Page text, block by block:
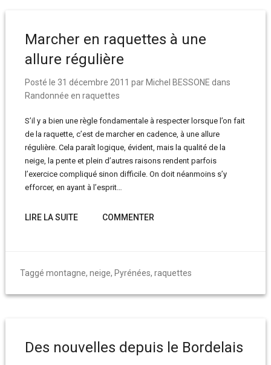
Marcher en raquettes à une
allure régulière
Posté le 31 décembre 2011 par Michel BESSONE dans
Randonnée en raquettes
S’il y a bien une règle fondamentale à respecter lorsque l’on fait
de la raquette, c’est de marcher en cadence, à une allure
régulière. Cela paraît logique, évident, mais la qualité de la
neige, la pente et plein d’autres raisons rendent parfois
l’exercice compliqué sinon difficile. On doit néanmoins s’y
efforcer, en ayant à l’esprit…
LIRE LA SUITE COMMENTER
Taggé montagne, neige, Pyrénées, raquettes
Des nouvelles depuis le Bordelais